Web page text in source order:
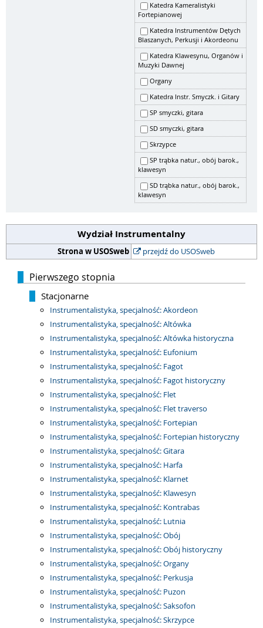
Katedra Kameralistyki
Fortepianowej
Katedra Instrumentów Dętych
Blaszanych, Perkusji i Akordeonu
Katedra Klawesynu, Organów i
Muzyki Dawnej
Organy
Katedra Instr. Smyczk. i Gitary
SP smyczki, gitara
SD smyczki, gitara
Skrzypce
SP trąbka natur., obój barok.,
klawesyn
SD trąbka natur., obój barok.,
klawesyn
Wydział Instrumentalny
Strona w USOSweb przejdź do USOSweb
Pierwszego stopnia
Stacjonarne
Instrumentalistyka, specjalność: Akordeon
Instrumentalistyka, specjalność: Altówka
Instrumentalistyka, specjalność: Altówka historyczna
Instrumentalistyka, specjalność: Eufonium
Instrumentalistyka, specjalność: Fagot
Instrumentalistyka, specjalność: Fagot historyczny
Instrumentalistyka, specjalność: Flet
Instrumentalistyka, specjalność: Flet traverso
Instrumentalistyka, specjalność: Fortepian
Instrumentalistyka, specjalność: Fortepian historyczny
Instrumentalistyka, specjalność: Gitara
Instrumentalistyka, specjalność: Harfa
Instrumentalistyka, specjalność: Klarnet
Instrumentalistyka, specjalność: Klawesyn
Instrumentalistyka, specjalność: Kontrabas
Instrumentalistyka, specjalność: Lutnia
Instrumentalistyka, specjalność: Obój
Instrumentalistyka, specjalność: Obój historyczny
Instrumentalistyka, specjalność: Organy
Instrumentalistyka, specjalność: Perkusja
Instrumentalistyka, specjalność: Puzon
Instrumentalistyka, specjalność: Saksofon
Instrumentalistyka, specjalność: Skrzypce